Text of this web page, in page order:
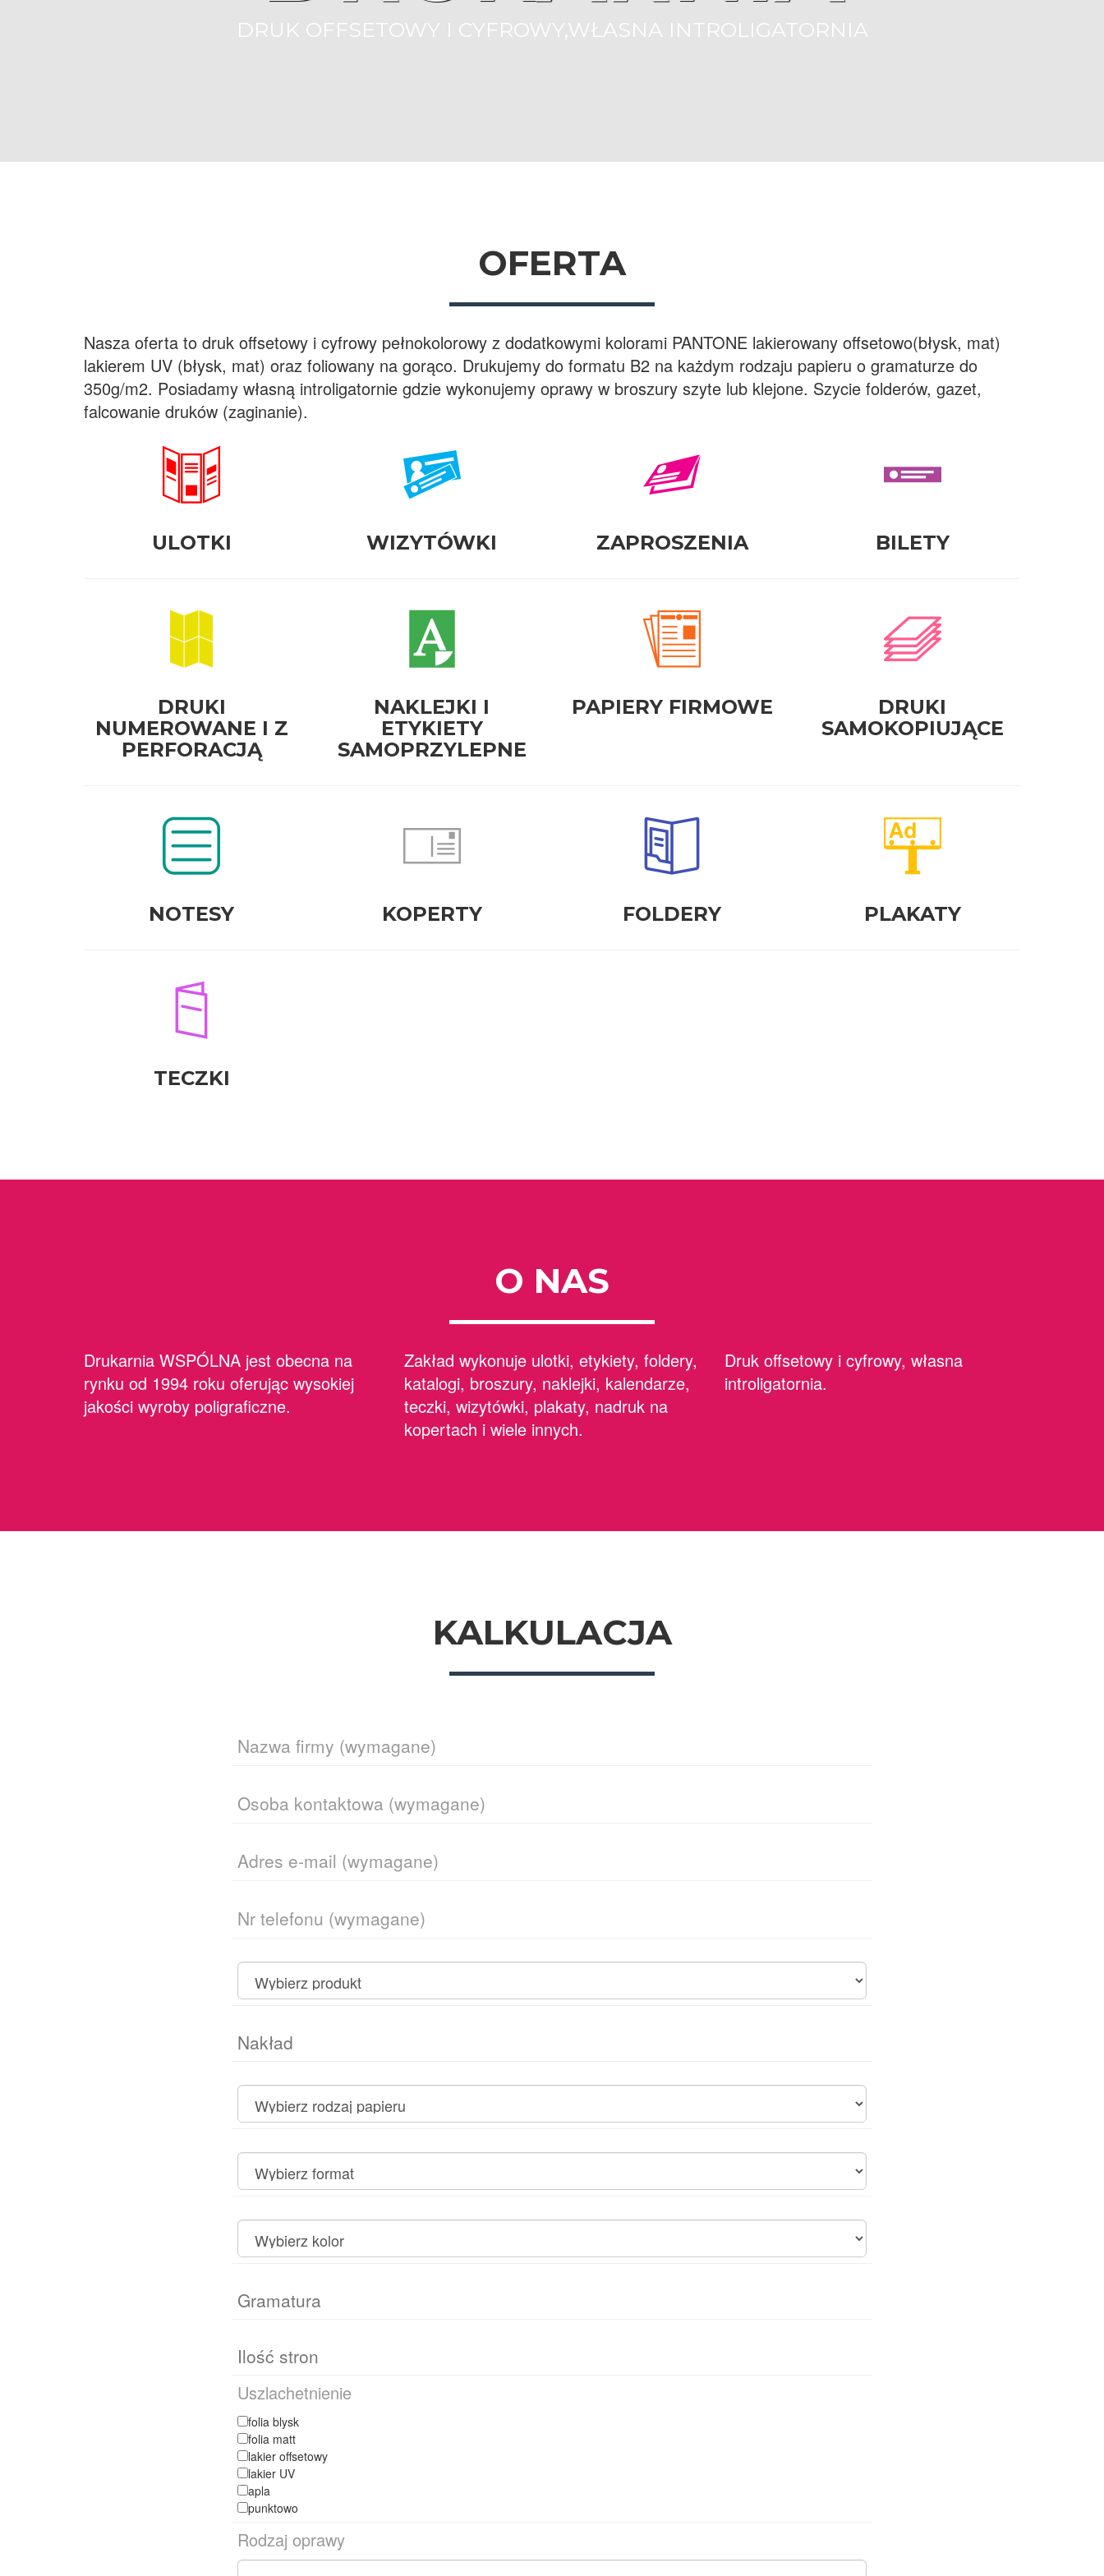
DRUK OFFSETOWY I CYFROWY,WŁASNA INTROLIGATORNIA
OFERTA
Nasza oferta to druk offsetowy i cyfrowy pełnokolorowy z dodatkowymi kolorami PANTONE lakierowany offsetowo(błysk, mat)
lakierem UV (błysk, mat) oraz foliowany na gorąco. Drukujemy do formatu B2 na każdym rodzaju papieru o gramaturze do
350g/m2. Posiadamy własną introligatornie gdzie wykonujemy oprawy w broszury szyte lub klejone. Szycie folderów, gazet,
falcowanie druków (zaginanie).
ULOTKI WIZYTÓWKI ZAPROSZENIA BILETY
DRUKI
NUMEROWANE I Z
PERFORACJĄ
NAKLEJKI I
ETYKIETY
SAMOPRZYLEPNE
PAPIERY FIRMOWE
DRUKI
SAMOKOPIUJĄCE
NOTESY KOPERTY FOLDERY PLAKATY
TECZKI
O NAS
Drukarnia WSPÓLNA jest obecna na
rynku od 1994 roku oferując wysokiej
jakości wyroby poligraficzne.
Zakład wykonuje ulotki, etykiety, foldery,
katalogi, broszury, naklejki, kalendarze,
teczki, wizytówki, plakaty, nadruk na
kopertach i wiele innych.
Druk offsetowy i cyfrowy, własna
introligatornia.
KALKULACJA
Uszlachetnienie
folia blysk
folia matt
lakier offsetowy
lakier UV
apla
punktowo
Rodzaj oprawy